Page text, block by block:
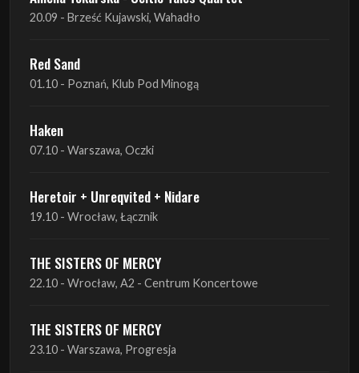
Haken
Heretoir + Unreqvited + Nidare
THE SISTERS OF MERCY
22.10 - Wrocław, A2 - Centrum Koncertowe
THE SISTERS OF MERCY
Lone Assembly